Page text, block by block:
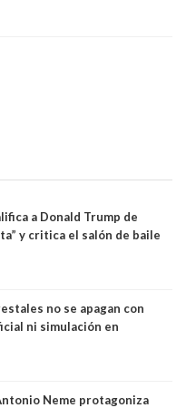
a Donald Trump de
y critica el salón de baile
no se apagan con
ni simulación en
Humanos PUC
Neme protagoniza